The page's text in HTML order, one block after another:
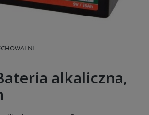
alkaliczna,